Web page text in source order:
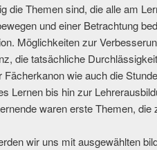
die Themen sind, die alle am
und einer Betrachtung
Möglichkeiten zur
die tatsächliche
Fächerkanon wie auch die
Lernen bis hin zur
waren erste Themen,
wir uns mit ausgewählten